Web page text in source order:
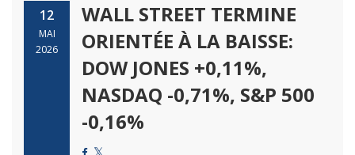
12
MAI
2026
WALL STREET TERMINE
ORIENTÉE À LA BAISSE:
DOW JONES +0,11%,
NASDAQ -0,71%, S&P 500
-0,16%